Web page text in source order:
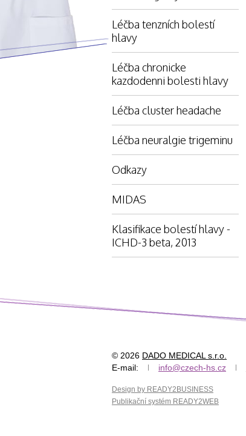
Léčba tenzních bolestí
hlavy
Léčba chronicke
kazdodenni bolesti hlavy
Léčba cluster headache
Léčba neuralgie trigeminu
Odkazy
MIDAS
Klasifikace bolestí hlavy -
ICHD-3 beta, 2013
© 2026 DADO MEDICAL s.r.o.
E-mail:
info@czech-hs.cz
Design by READY2BUSINESS
Publikační systém READY2WEB